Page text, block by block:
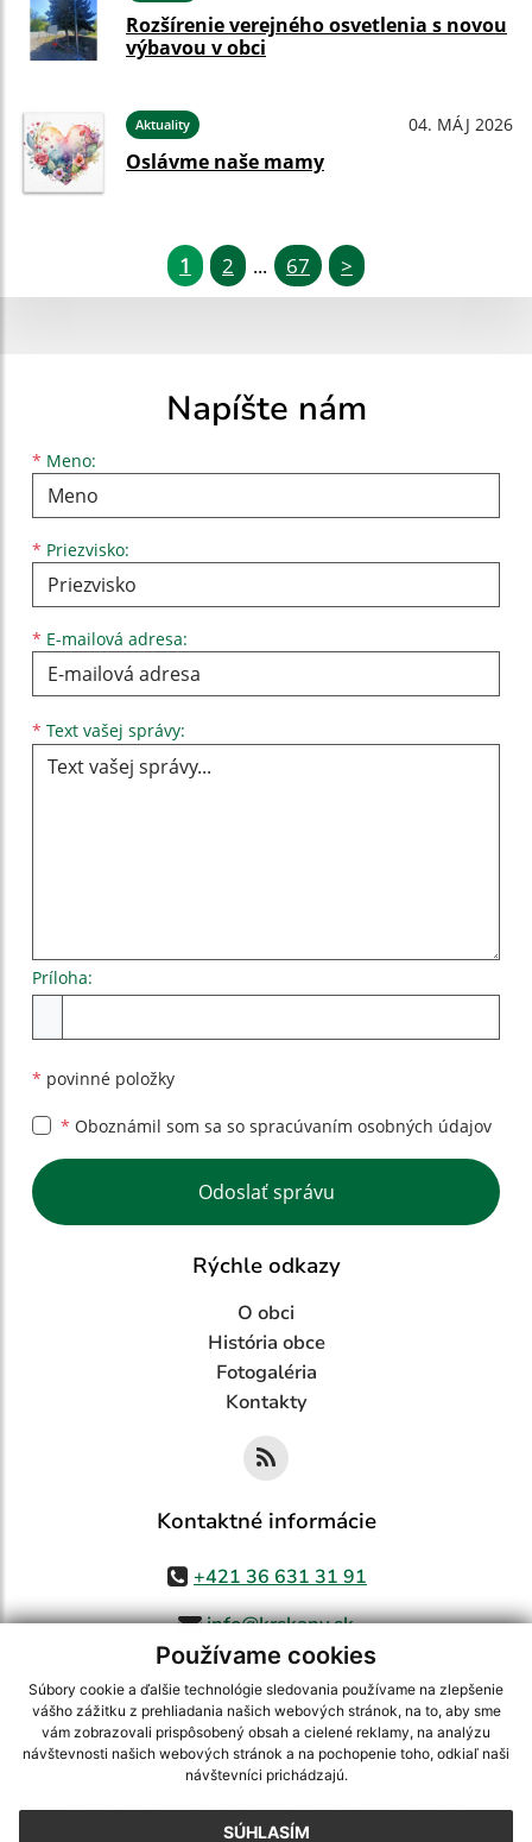
Používame cookies
Súbory cookie a ďalšie technológie sledovania používame na zlepšenie
vášho zážitku z prehliadania našich webových stránok, na to, aby sme
vám zobrazovali prispôsobený obsah a cielené reklamy, na analýzu
návštevnosti našich webových stránok a na pochopenie toho, odkiaľ naši
návštevníci prichádzajú.
SÚHLASÍM
Rozšírenie verejného osvetlenia s novou
výbavou v obci
Aktuality 04. MÁJ 2026
Oslávme naše mamy
1 2 ... 67 >
Napíšte nám
* Meno:
Meno
* Priezvisko:
Priezvisko
* E-mailová adresa:
E-mailová adresa
* Text vašej správy:
Príloha:
* povinné položky
* Oboznámil som sa so spracúvaním osobných údajov
Google reCaptcha Response
Odoslať správu
Rýchle odkazy
O obci
História obce
Fotogaléria
Kontakty
Kontaktné informácie
+421 36 631 31 91
info@krskany.sk
využite možnosť získavania aktuálnych informácií s využitím RSS
CMS systém (redakčný) systém ECHELON 2,Mapa stránok,web portál
webex.digital, s.r.o.,domény,registrácia domény